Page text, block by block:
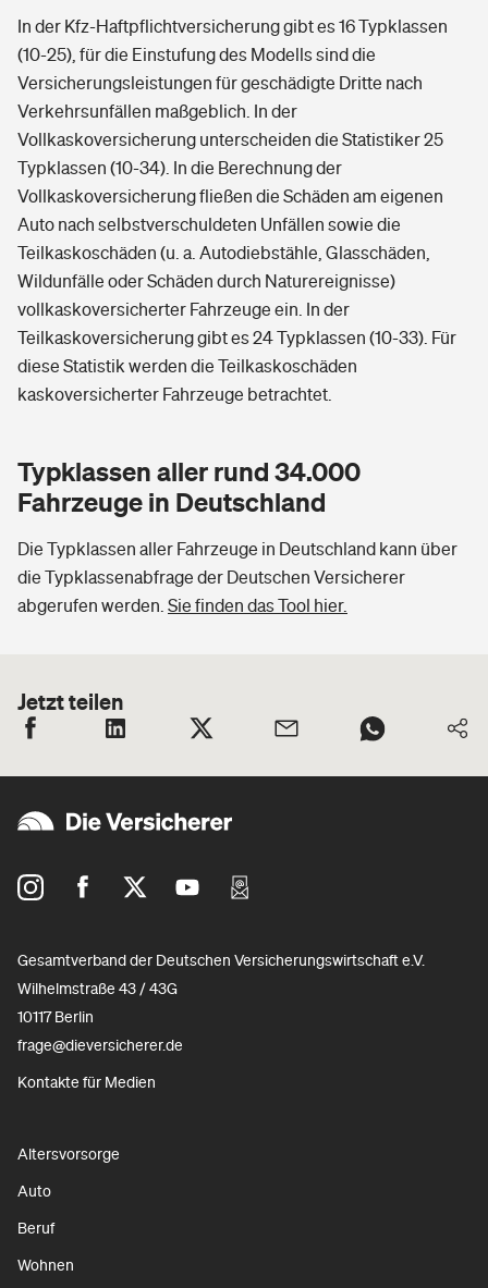
In der Kfz-Haftpflichtversicherung gibt es 16 Typklassen
(10-25), für die Einstufung des Modells sind die
Versicherungsleistungen für geschädigte Dritte nach
Verkehrsunfällen maßgeblich. In der
Vollkaskoversicherung unterscheiden die Statistiker 25
Typklassen (10-34). In die Berechnung der
Vollkaskoversicherung fließen die Schäden am eigenen
Auto nach selbstverschuldeten Unfällen sowie die
Teilkaskoschäden (u. a. Autodiebstähle, Glasschäden,
Wildunfälle oder Schäden durch Naturereignisse)
vollkaskoversicherter Fahrzeuge ein. In der
Teilkaskoversicherung gibt es 24 Typklassen (10-33). Für
diese Statistik werden die Teilkaskoschäden
kaskoversicherter Fahrzeuge betrachtet.
Typklassen aller rund 34.000
Fahrzeuge in Deutschland
Die Typklassen aller Fahrzeuge in Deutschland kann über
die Typklassenabfrage der Deutschen Versicherer
abgerufen werden. Sie finden das Tool hier.
Jetzt teilen
Gesamtverband der Deutschen Versicherungswirtschaft e.V.
Wilhelmstraße 43 / 43G
10117 Berlin
frage@dieversicherer.de
Kontakte für Medien
Altersvorsorge
Auto
Beruf
Wohnen